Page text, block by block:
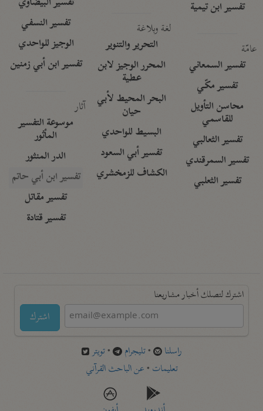
تفسير ابن تيمية
عامّة
تفسير السمعاني
تفسير مكّي
محاسن التأويل
للقاسمي
تفسير الثعالبي
تفسير السمرقندي
تفسير الثعلبي
لغة وبلاغة
التحرير والتنوير
المحرر الوجيز لابن
عطية
البحر المحيط لأبي
حيان
البسيط للواحدي
تفسير أبي السعود
الكشاف للزمخشري
تفسير البيضاوي
تفسير النسفي
الوجيز للواحدي
تفسير ابن أبي زمنين
آثار
موسوعة التفسير
المأثور
الدر المنثور
تفسير ابن أبي حاتم
تفسير مقاتل
تفسير قتادة
اشترك لتصلك أخبار مشاريعنا
اشترك
راسلنا •تليجرام •تويتر
تعليمات •عن الباحث القرآني